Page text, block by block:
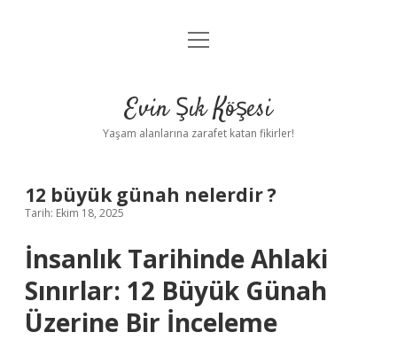
Anasayfa
Yasal Uyarı
menüyü
Evin Şık Köşesi
Yaşam alanlarına zarafet katan fikirler!
12 büyük günah nelerdir ?
Tarih: Ekim 18, 2025
İnsanlık Tarihinde Ahlaki
Sınırlar: 12 Büyük Günah
Üzerine Bir İnceleme